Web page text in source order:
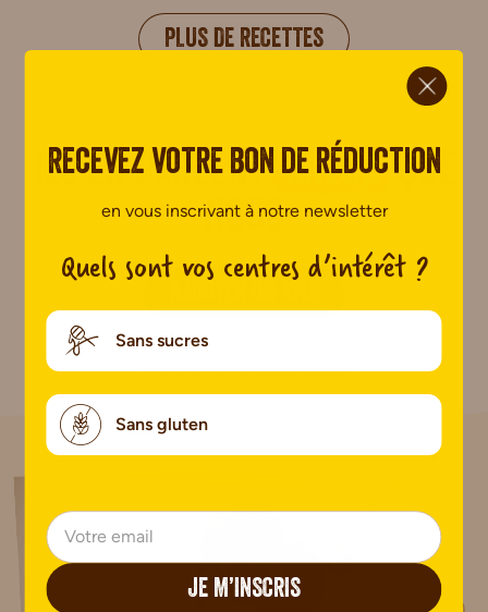
PLUS DE RECETTES
Ils en parlent mieux que
nous
Recevez votre bon de réduction
en vous inscrivant à notre newsletter
Quels sont vos centres d’intérêt ?
Sans sucres
Sans gluten
JE M’INSCRIS